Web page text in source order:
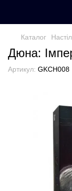
Каталог
Дюна:
Артикул: GKCH008